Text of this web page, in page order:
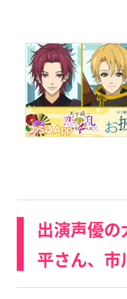
出演声優
平さん、